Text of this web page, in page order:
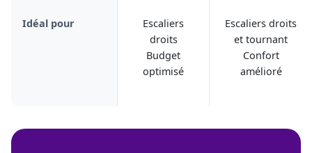
Idéal pour
Escaliers
droits
Budget
optimisé
Escaliers droits
et tournant
Confort
amélioré